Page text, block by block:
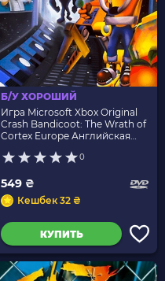
Б/У ХОРОШИЙ
Игра Microsoft Xbox Original
Crash Bandicoot: The Wrath of
Cortex Europe Английская
0
549 ₴
Кешбек 32 ₴
КУПИТЬ